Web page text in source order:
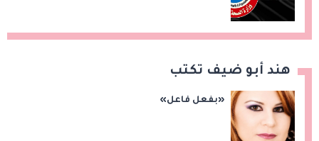
هند أبو ضيف تكتب
«بفعل فاعل»